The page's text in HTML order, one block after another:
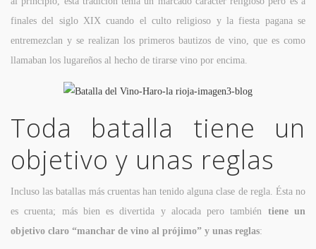
finales del siglo XIX cuando el culto religioso y la fiesta pagana se
entremezclan y se realizan los primeros bautizos de vino, que es como
llamaban los lugareños al hecho de tirarse vino por encima.
Toda batalla tiene un
objetivo y unas reglas
Incluso las batallas más cruentas han tenido alguna clase de regla. Ésta no
es cruenta; más bien es divertida y alocada pero también tiene un
objetivo claro “manchar de vino al prójimo” y unas reglas: